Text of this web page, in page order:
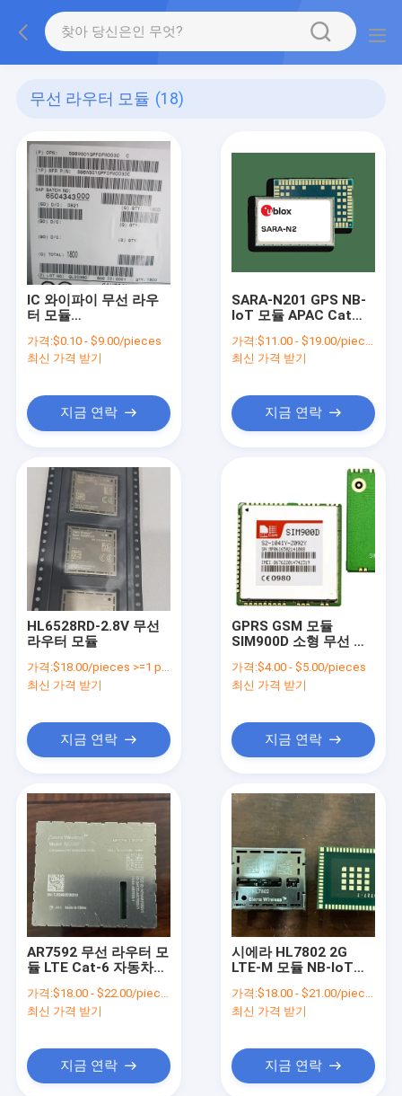
무선 라우터 모듈 (18)
IC 와이파이 무선 라우
터 모듈
100% 원래 상태
가격:$0.10 - $9.00/pieces
최신 가격 받기
지금 연락
SARA-N201 GPS NB-
IoT 모듈 APAC Cat
가격:$11.00 - $19.00/pieces
최신 가격 받기
지금 연락
HL6528RD-2.8V 무선
라우터 모듈
가격:$18.00/pieces >=1 pieces
최신 가격 받기
지금 연락
GPRS GSM 모듈
SIM900D 소형 무선 모
가격:$4.00 - $5.00/pieces
최신 가격 받기
지금 연락
AR7592 무선 라우터 모
듈 LTE Cat-6 자동차용
가격:$18.00 - $22.00/pieces
최신 가격 받기
지금 연락
시에라 HL7802 2G
LTE-M 모듈 NB-IoT
모듈
가격:$18.00 - $21.00/pieces
최신 가격 받기
지금 연락